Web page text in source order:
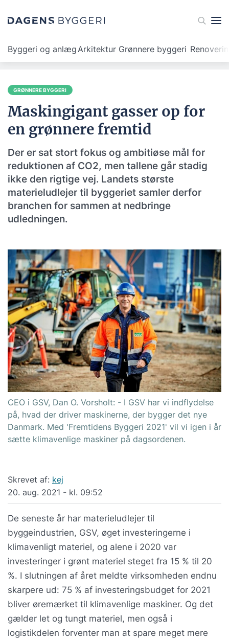
Byggeri og anlægArkitektur Grønnere byggeri
GRØNNERE BYGGERI
Maskingigant gasser op for
en grønnere fremtid
Der er sat stort fokus og ambitiøse mål for
reduktionen af CO2, men tallene går stadig
ikke den rigtige vej. Landets største
materieludlejer til byggeriet samler derfor
branchen for sammen at nedbringe
udledningen.
CEO i GSV, Dan O. Vorsholt: - I GSV har vi indflydelse
på, hvad der driver maskinerne, der bygger det nye
Danmark. Med 'Fremtidens Byggeri 2021' vil vi igen i år
sætte klimavenlige maskiner på dagsordenen.
Skrevet af: kej
20. aug. 2021 - kl. 09:52
De seneste år har materieludlejer til
byggeindustrien, GSV, øget investeringerne i
klimavenligt materiel, og alene i 2020 var
investeringer i grønt materiel steget fra 15 % til 20
%. I slutningen af året meldte virksomheden endnu
skarpere ud: 75 % af investeringsbudget for 2021
bliver øremærket til klimavenlige maskiner. Og det
gælder let og tungt materiel, men også i
logistikdelen forventer man at spare meget mere